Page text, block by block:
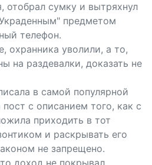
отобрал сумку и вытряхнул
предметом
телефон.
охранника уволили, а то,
на раздевалки, доказать не
в самой популярной
с описанием того, как с
приходить в тот
и раскрывать его
не запрещено.
доход не покрывал